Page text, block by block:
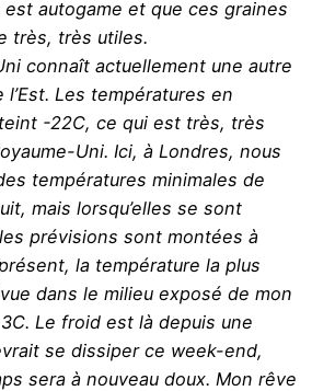
autogame et que ces graines
très, très utiles.
connaît actuellement une autre
Les températures en
-22C, ce qui est très, très
Uni. Ici, à Londres, nous
températures minimales de
mais lorsqu’elles se sont
prévisions sont montées à
présent, la température la plus
vue dans le milieu exposé de mon
Le froid est là depuis une
se dissiper ce week-end,
sera à nouveau doux. Mon rêve